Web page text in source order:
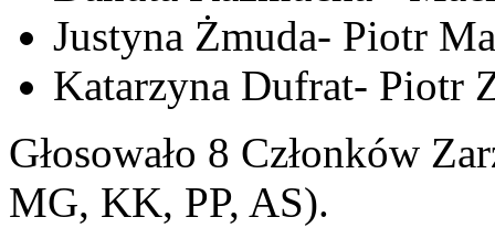
Justyna Żmuda- Piotr
Katarzyna Dufrat- Piotr
Głosowało 8 Członków
MG, KK, PP, AS).